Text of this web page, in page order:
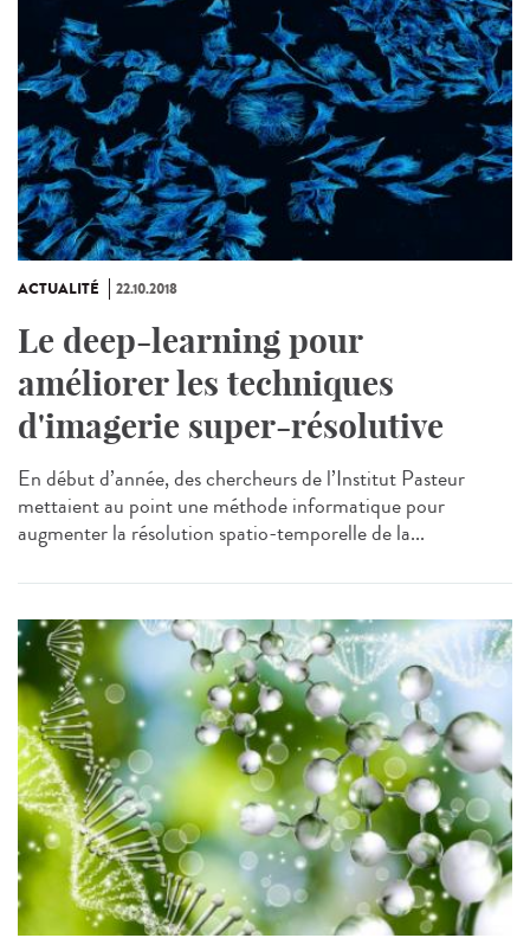
ACTUALITÉ 22.10.2018
Le deep-learning pour
améliorer les techniques
d'imagerie super-résolutive
En début d’année, des chercheurs de l’Institut Pasteur
mettaient au point une méthode informatique pour
augmenter la résolution spatio-temporelle de la...